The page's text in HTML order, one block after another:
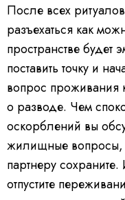
После всех
разъехаться как
пространстве
поставить точку и
вопрос проживания
о разводе. Чем
оскорблений вы
жилищные вопросы,
партнеру
отпустите